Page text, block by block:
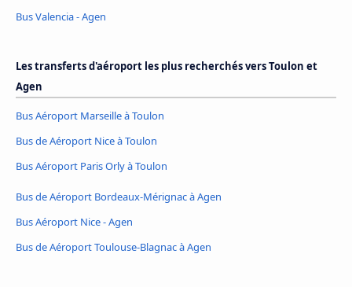
Bus Valencia - Agen
Les transferts d'aéroport les plus recherchés vers Toulon et
Agen
Bus Aéroport Marseille à Toulon
Bus de Aéroport Nice à Toulon
Bus Aéroport Paris Orly à Toulon
Bus de Aéroport Bordeaux-Mérignac à Agen
Bus Aéroport Nice - Agen
Bus de Aéroport Toulouse-Blagnac à Agen